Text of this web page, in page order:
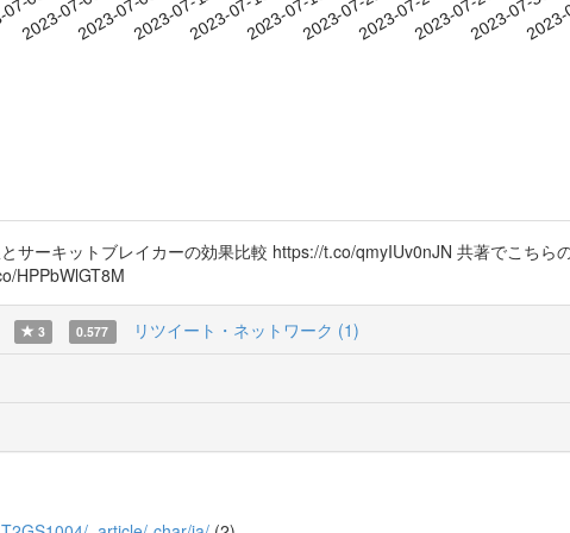
03
2023-07-062023-07-092023-07-122023-07-152023-07-182023-07-212023-07-242023-07-272023-07-30
サーキットブレイカーの効果比較 https://t.co/qmyIUv0nJN 共著でこちら
HPPbWlGT8M
3 0.577 リツイート・ネットワーク (1)